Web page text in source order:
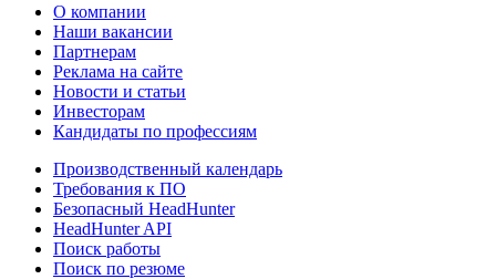
О компании
Наши вакансии
Партнерам
Реклама на сайте
Новости и статьи
Инвесторам
Кандидаты по профессиям
Производственный календарь
Требования к ПО
Безопасный HeadHunter
HeadHunter API
Поиск работы
Поиск по резюме